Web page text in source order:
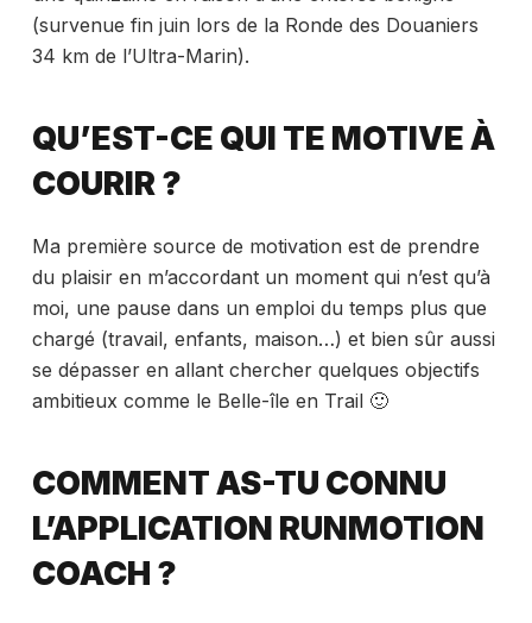
(survenue fin juin lors de la Ronde des Douaniers
34 km de l’Ultra-Marin).
QU’EST-CE QUI TE MOTIVE À
COURIR ?
Ma première source de motivation est de prendre
du plaisir en m’accordant un moment qui n’est qu’à
moi, une pause dans un emploi du temps plus que
chargé (travail, enfants, maison…) et bien sûr aussi
se dépasser en allant chercher quelques objectifs
ambitieux comme le Belle-île en Trail 🙂
COMMENT AS-TU CONNU
L’APPLICATION RUNMOTION
COACH ?